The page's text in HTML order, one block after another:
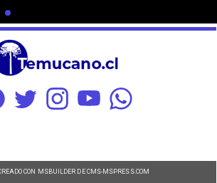
CON MSBUILDER DE CMS-MSPRESS.COM